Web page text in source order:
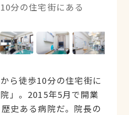
分の住宅街にある
ら徒歩10分の住宅街に
」。2015年5月で開業
史ある病院だ。院長の